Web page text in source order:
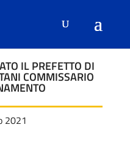
IL PREFETTO DI
COMMISSARIO
2021